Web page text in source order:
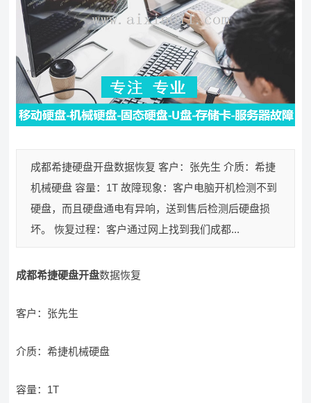
成都希捷硬盘开盘数据恢复 客户：张先生 介质：希捷
机械硬盘 容量：1T 故障现象：客户电脑开机检测不到
硬盘，而且硬盘通电有异响，送到售后检测后硬盘损
坏。 恢复过程：客户通过网上找到我们成都...
成都希捷硬盘开盘数据恢复
客户：张先生
介质：希捷机械硬盘
容量：1T